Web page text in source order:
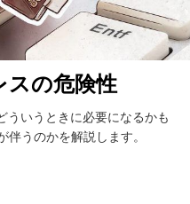
スの危険性
ういうときに必要になるかも
伴うのかを解説します。